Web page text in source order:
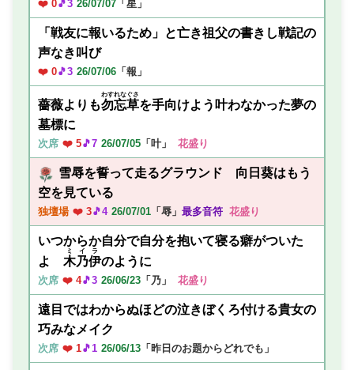
❤️ 0🎵3 26/07/07 「星」
「戦友に報いるため」と亡き祖父の書きし戦記の
声なき叫び
❤️ 0🎵3 26/07/06 「報」
薔薇よりも勿忘草
わすれなぐさ
を手向けよう叶わなかった夢の
墓標に
次席 ❤️ 5🎵7 26/07/05 「叶」 花盛り
雪辱を誓って走るグラウンド 向日葵はもう
空を見ている
独壇場 ❤️ 3🎵4 26/07/01 「辱」 最多音符 花盛り
いつからか自分で自分を抱いて寝る癖がついた
よ 木乃伊
ミイラ
のように
次席 ❤️ 4🎵3 26/06/23 「乃」 花盛り
遠目ではわからぬほどの泣きぼくろ付ける貴女の
巧みなメイク
次席 ❤️ 1🎵1 26/06/13 「昨日のお題からどれでも」